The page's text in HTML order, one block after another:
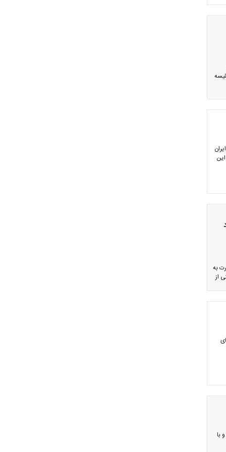
بعد از چین با ۲۷۱۵ قربانی، ایران
این
به
از
با